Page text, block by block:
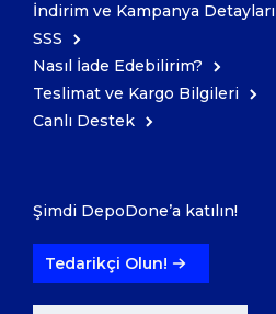
İndirim ve Kampanya Detayları
SSS
Nasıl İade Edebilirim?
Teslimat ve Kargo Bilgileri
Canlı Destek
Şimdi DepoDone’a katılın!
Tedarikçi Olun!